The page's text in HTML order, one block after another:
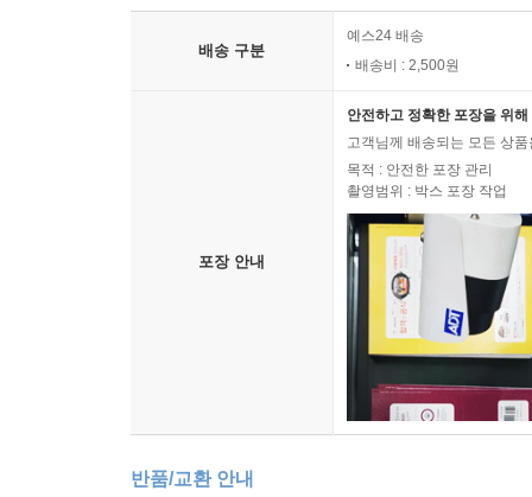
배송 구분
예스24 배송
배송비 : 2,500원
포장 안내
안전하고 정확한 포장을 위
고객님께 배송되는 모든 상
목적 : 안전한 포장 관리
촬영범위 : 박스 포장 작업
반품/교환 안내